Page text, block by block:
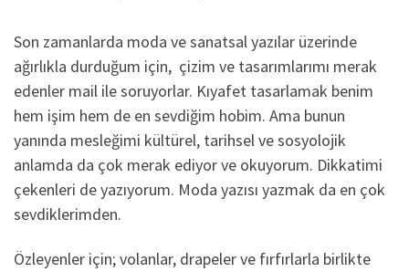
Son zamanlarda moda ve sanatsal yazılar üzerinde
ağırlıkla durduğum için, çizim ve tasarımlarımı merak
edenler mail ile soruyorlar. Kıyafet tasarlamak benim
hem işim hem de en sevdiğim hobim. Ama bunun
yanında mesleğimi kültürel, tarihsel ve sosyolojik
anlamda da çok merak ediyor ve okuyorum. Dikkatimi
çekenleri de yazıyorum. Moda yazısı yazmak da en çok
sevdiklerimden.
Özleyenler için; volanlar, drapeler ve fırfırlarla birlikte